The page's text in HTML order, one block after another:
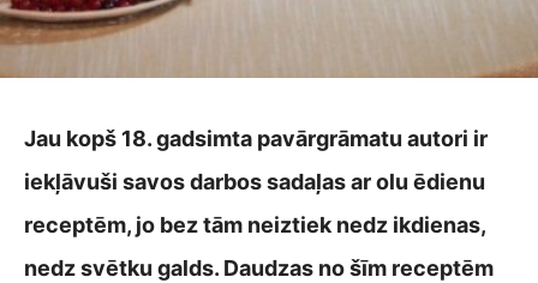
Jau kopš 18. gadsimta pavārgrāmatu autori ir
iekļāvuši savos darbos sadaļas ar olu ēdienu
receptēm, jo bez tām neiztiek nedz ikdienas,
nedz svētku galds. Daudzas no šīm receptēm